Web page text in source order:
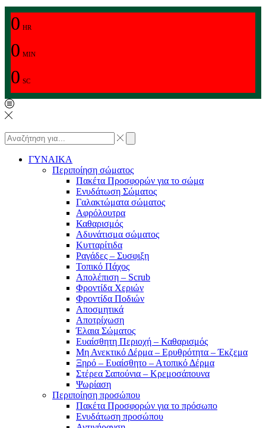
0 HR
0 MIN
0 SC
ΓΥΝΑΙΚΑ
Περιποίηση σώματος
Πακέτα Προσφορών για το σώμα
Ενυδάτωση Σώματος
Γαλακτώματα σώματος
Αφρόλουτρα
Καθαρισμός
Αδυνάτισμα σώματος
Κυτταρίτιδα
Ραγάδες – Συσφιξη
Τοπικό Πάχος
Απολέπιση – Scrub
Φροντίδα Χεριών
Φροντίδα Ποδιών
Αποσμητικά
Αποτρίχωση
Έλαια Σώματος
Ευαίσθητη Περιοχή – Καθαρισμός
Μη Ανεκτικό Δέρμα – Ερυθρότητα – Έκζεμα
Ξηρό – Ευαίσθητο – Ατοπικό Δέρμα
Στέρεα Σαπούνια – Κρεμοσάπουνα
Ψωρίαση
Περιποίηση προσώπου
Πακέτα Προσφορών για το πρόσωπο
Ενυδάτωση προσώπου